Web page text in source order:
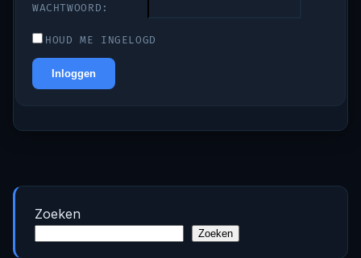
WACHTWOORD:
HOUD ME INGELOGD
Inloggen
Zoeken
Zoeken